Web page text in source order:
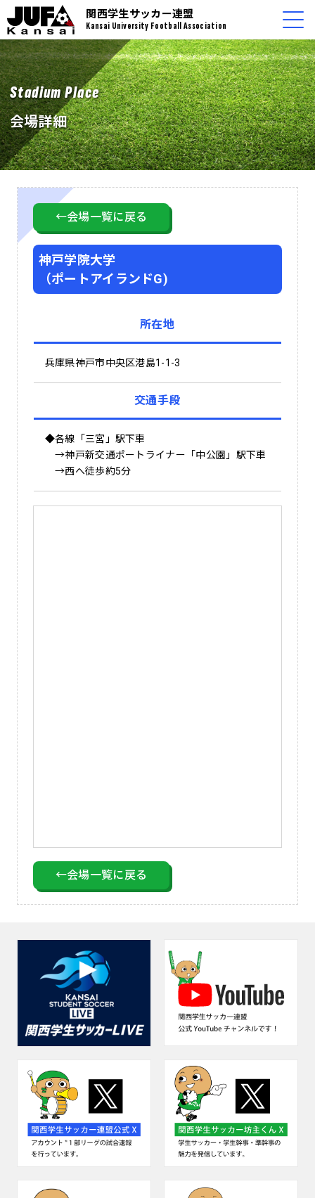
関西学生サッカー連盟
Kansai University Football Association
Stadium Place
会場詳細
←会場一覧に戻る
神戸学院大学
（ポートアイランドG)
所在地
兵庫県神戸市中央区港島1-1-3
交通手段
◆各線「三宮」駅下車
→神戸新交通ポートライナー「中公園」駅下車
→西へ徒歩約5分
←会場一覧に戻る